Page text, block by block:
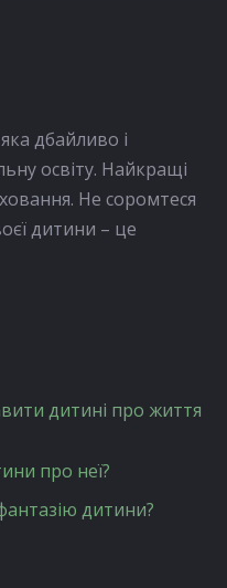
дбайливо і
освіту. Найкращі
Не соромтеся
дитини – це
дитині про життя
про неї?
дитини?